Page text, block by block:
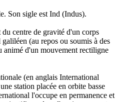
Son sigle est Ind (Indus).
centre de gravité d'un corps
(au repos ou soumis à des
animé d'un mouvement rectiligne
(en anglais International
station placée en orbite basse
l'occupe en permanence et